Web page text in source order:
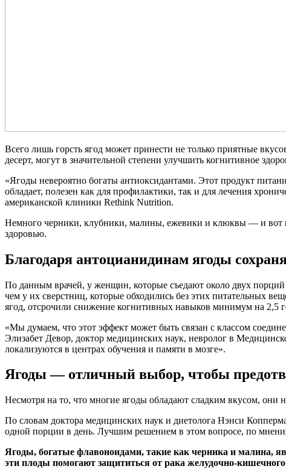
Всего лишь горсть ягод может принести не только приятные
десерт, могут в значительной степени улучшить когнитивное
«Ягоды невероятно богаты антиоксидантами. Этот продукт
обладает, полезен как для профилактики, так и для лечения
американской клиники Rethink Nutrition.
Немного черники, клубники, малины, ежевики и клюквы — и вот
здоровью.
Благодаря антоцианидинам ягоды
По данным врачей, у женщин, которые съедают около двух
чем у их сверстниц, которые обходились без этих питательных
ягод, отсрочили снижение когнитивных навыков минимум на 2,5
«Мы думаем, что этот эффект может быть связан с классом
Элизабет Девор, доктор медицинских наук, невролог в
локализуются в центрах обучения и памяти в мозге».
Ягоды — отличный выбор, чтобы
Несмотря на то, что многие ягоды обладают сладким вкусом, они
По словам доктора медицинских наук и диетолога Нэнси
одной порции в день. Лучшим решением в этом вопросе, по
Ягоды, богатые флавоноидами, такие как черника и малина,
эти плоды помогают защититься от рака желудочно-